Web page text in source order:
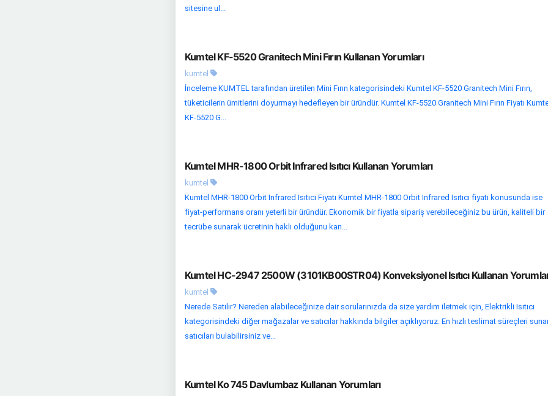
sitesine ul...
Kumtel KF-5520 Granitech Mini Fırın Kullanan Yorumları
kumtel
İnceleme KUMTEL tarafından üretilen Mini Fırın kategorisindeki Kumtel KF-5520 Granitech Mini Fırın,
tüketicilerin ümitlerini doyurmayı hedefleyen bir üründür. Kumtel KF-5520 Granitech Mini Fırın Fiyatı
KF-5520 G...
Kumtel MHR-1800 Orbit Infrared Isıtıcı Kullanan Yorumları
kumtel
Kumtel MHR-1800 Orbit Infrared Isıtıcı Fiyatı Kumtel MHR-1800 Orbit Infrared Isıtıcı fiyatı konusunda ise
fiyat-performans oranı yeterli bir üründür. Ekonomik bir fiyatla sipariş verebileceğiniz bu ürün, kaliteli bir
tecrübe sunarak ücretinin haklı olduğunu kan...
Kumtel HC-2947 2500W (3101KB00STR04) Konveksiyonel Isıtıcı Kullanan
kumtel
Nerede Satılır? Nereden alabileceğinize dair sorularınızda da size yardım iletmek için, Elektrikli Isıtıcı
kategorisindeki diğer mağazalar ve satıcılar hakkında bilgiler açıklıyoruz. En hızlı teslimat süreçleri
satıcıları bulabilirsiniz ve...
Kumtel Ko 745 Davlumbaz Kullanan Yorumları